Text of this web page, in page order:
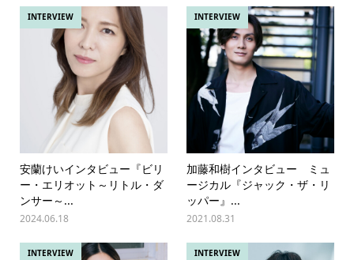
INTERVIEW
安蘭けいインタビュー『ビリ
ー・エリオット～リトル・ダ
ンサー～...
2024.06.18
INTERVIEW
加藤和樹インタビュー ミュ
ージカル『ジャック・ザ・リ
ッパー』...
2021.08.31
INTERVIEW INTERVIEW